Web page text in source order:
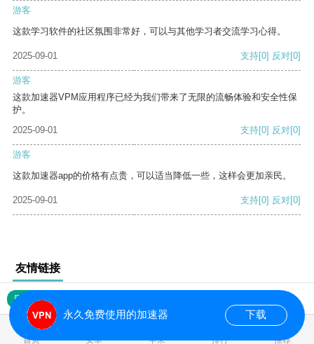
游客
这款学习软件的社区氛围非常好，可以与其他学习者交流学习心得。
2025-09-01 支持[0] 反对[0]
游客
这款加速器VPM应用程序已经为我们带来了无限的流畅体验和安全性保
护。
2025-09-01
支持[0] 反对[0]
游客
这款加速器app的价格有点贵，可以适当降低一些，这样会更加亲民。
2025-09-01 支持[0] 反对[0]
友情链接
网站地图
首页 安卓 苹果 排行 推荐
永久免费使用的加速器 下载
0.016553s